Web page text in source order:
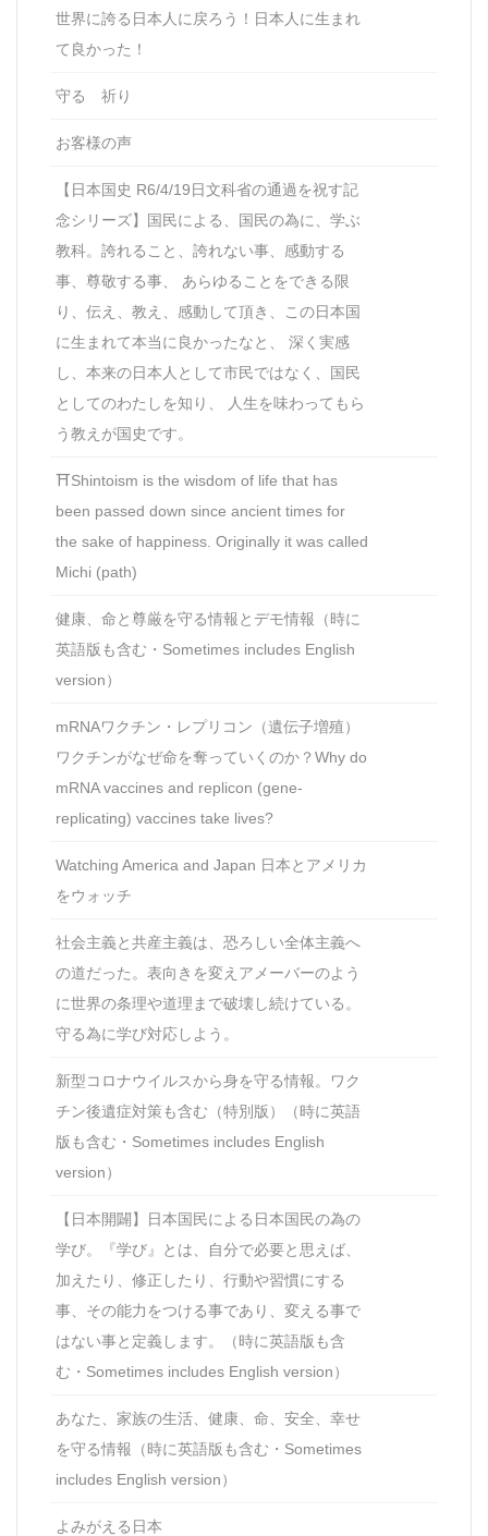
世界に誇る日本人に戻ろう！日本人に生まれ
て良かった！
守る 祈り
お客様の声
【日本国史 R6/4/19日文科省の通過を祝す記
念シリーズ】国民による、国民の為に、学ぶ
教科。誇れること、誇れない事、感動する
事、尊敬する事、 あらゆることをできる限
り、伝え、教え、感動して頂き、この日本国
に生まれて本当に良かったなと、 深く実感
し、本来の日本人として市民ではなく、国民
としてのわたしを知り、 人生を味わってもら
う教えが国史です。
⛩Shintoism is the wisdom of life that has
been passed down since ancient times for
the sake of happiness. Originally it was called
Michi (path)
健康、命と尊厳を守る情報とデモ情報（時に
英語版も含む・Sometimes includes English
version）
mRNAワクチン・レプリコン（遺伝子増殖）
ワクチンがなぜ命を奪っていくのか？Why do
mRNA vaccines and replicon (gene-
replicating) vaccines take lives?
Watching America and Japan 日本とアメリカ
をウォッチ
社会主義と共産主義は、恐ろしい全体主義へ
の道だった。表向きを変えアメーバーのよう
に世界の条理や道理まで破壊し続けている。
守る為に学び対応しよう。
新型コロナウイルスから身を守る情報。ワク
チン後遺症対策も含む（特別版）（時に英語
版も含む・Sometimes includes English
version）
【日本開闢】日本国民による日本国民の為の
学び。『学び』とは、自分で必要と思えば、
加えたり、修正したり、行動や習慣にする
事、その能力をつける事であり、変える事で
はない事と定義します。（時に英語版も含
む・Sometimes includes English version）
あなた、家族の生活、健康、命、安全、幸せ
を守る情報（時に英語版も含む・Sometimes
includes English version）
よみがえる日本